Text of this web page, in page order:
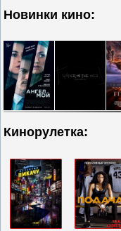
Новинки кино:
Кинорулетка: